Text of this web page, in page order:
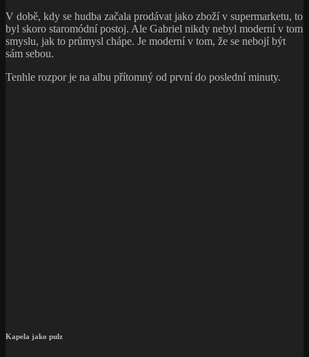
V době, kdy se hudba začala prodávat jako zboží v supermarketu, to
byl skoro staromódní postoj. Ale Gabriel nikdy nebyl moderní v tom
smyslu, jak to průmysl chápe. Je moderní v tom, že se nebojí být
sám sebou.
Tenhle rozpor je na albu přítomný od první do poslední minuty.
Kapela jako pulz